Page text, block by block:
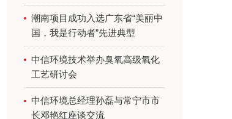
带一路”生态密码
潮南项目成功入选广东省“美丽中
国，我是行动者”先进典型
中信环境技术举办臭氧高级氧化
工艺研讨会
中信环境总经理孙磊与常宁市市
长邓艳红座谈交流